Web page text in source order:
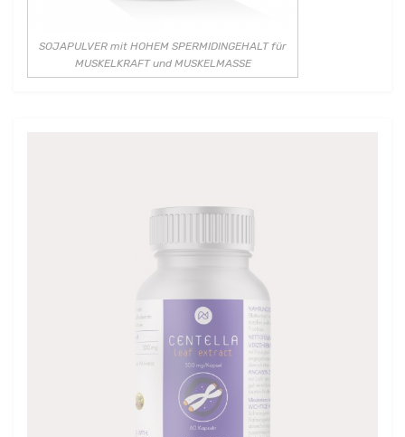
SOJAPULVER mit HOHEM SPERMIDINGEHALT für
MUSKELKRAFT und MUSKELMASSE